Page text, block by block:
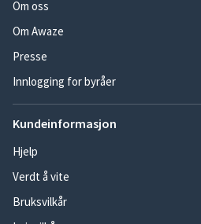
Om oss
Om Awaze
Presse
Innlogging for byråer
Kundeinformasjon
Hjelp
Verdt å vite
Bruksvilkår